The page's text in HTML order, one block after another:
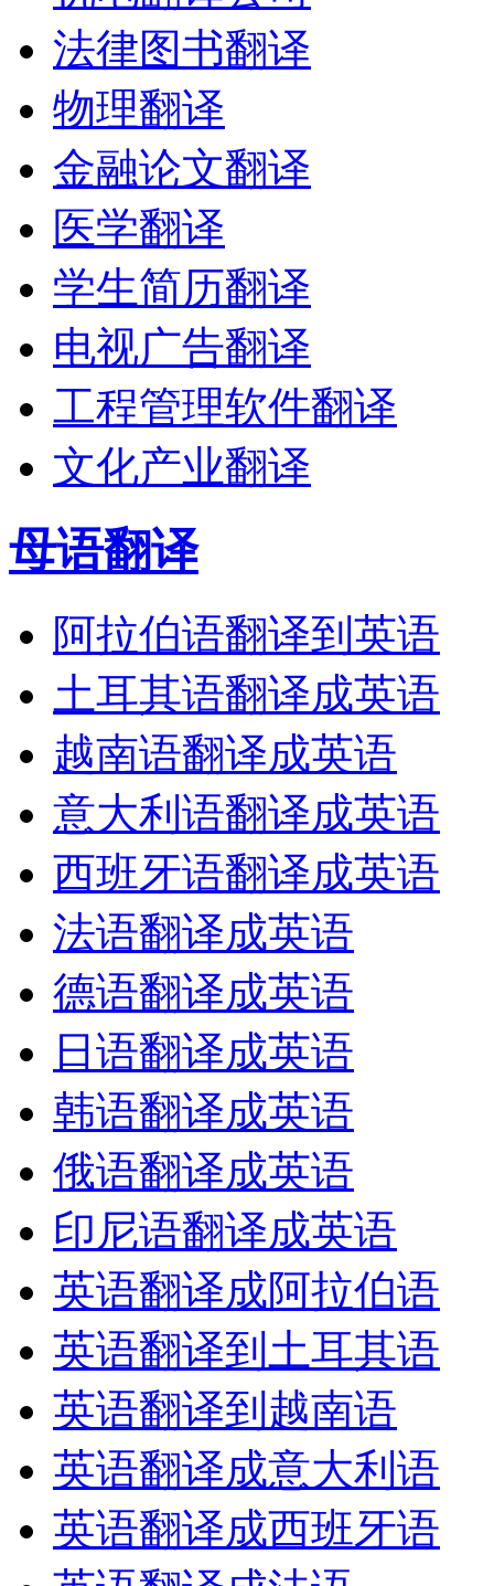
法律图书翻译
物理翻译
金融论文翻译
医学翻译
学生简历翻译
电视广告翻译
工程管理软件翻译
文化产业翻译
母语翻译
阿拉伯语翻译到英语
土耳其语翻译成英语
越南语翻译成英语
意大利语翻译成英语
西班牙语翻译成英语
法语翻译成英语
德语翻译成英语
日语翻译成英语
韩语翻译成英语
俄语翻译成英语
印尼语翻译成英语
英语翻译成阿拉伯语
英语翻译到土耳其语
英语翻译到越南语
英语翻译成意大利语
英语翻译成西班牙语